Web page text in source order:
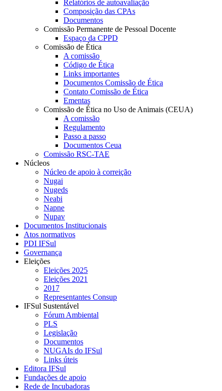
Relatórios de autoavaliação
Composição das CPAs
Documentos
Comissão Permanente de Pessoal Docente
Espaço da CPPD
Comissão de Ética
A comissão
Código de Ética
Links importantes
Documentos Comissão de Ética
Contato Comissão de Ética
Ementas
Comissão de Ética no Uso de Animais (CEUA)
A comissão
Regulamento
Passo a passo
Documentos Ceua
Comissão RSC-TAE
Núcleos
Núcleo de apoio à correição
Nugai
Nugeds
Neabi
Napne
Nupav
Documentos Institucionais
Atos normativos
PDI IFSul
Governança
Eleições
Eleições 2025
Eleições 2021
2017
Representantes Consup
IFSul Sustentável
Fórum Ambiental
PLS
Legislação
Documentos
NUGAIs do IFSul
Links úteis
Editora IFSul
Fundações de apoio
Rede de Incubadoras